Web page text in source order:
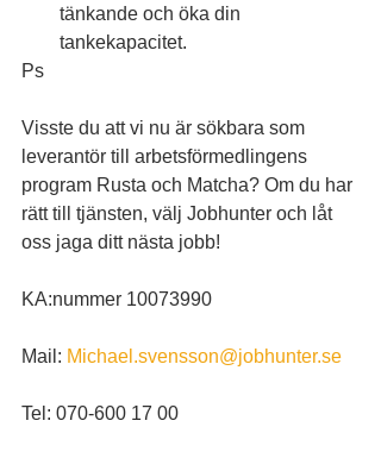
tänkande och öka din
tankekapacitet.
Ps
Visste du att vi nu är sökbara som
leverantör till arbetsförmedlingens
program Rusta och Matcha? Om du har
rätt till tjänsten, välj Jobhunter och låt
oss jaga ditt nästa jobb!
KA:nummer 10073990
Mail: Michael.svensson@jobhunter.se
Tel: 070-600 17 00